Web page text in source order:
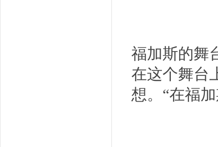
福加斯的舞
在这个舞台
想。“在福